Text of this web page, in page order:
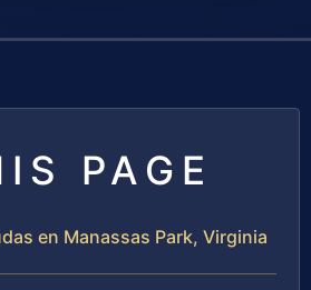
PAGE
en Manassas Park, Virginia